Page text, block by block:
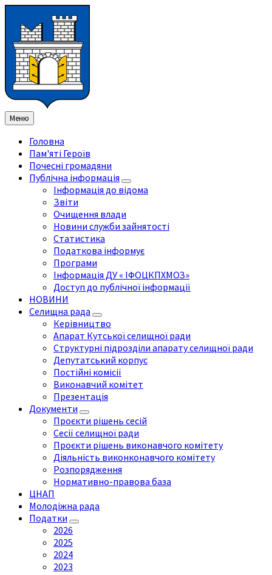
змісту
ліву
бічну
панель
праву
бічну
панель
нижнього
колонтитула
Меню
Головна
Пам'яті Героїв
Почесні громадяни
Публічна інформація
Інформація до відома
Звіти
Очищення влади
Новини служби зайнятості
Статистика
Податкова інформує
Програми
Інформація ДУ « ІФОЦКПХМОЗ»
Доступ до публічної інформації
НОВИНИ
Селищна рада
Керівництво
Апарат Кутської селищної ради
Структурні підрозділи апарату селищної ради
Депутатський корпус
Постійні комісії
Виконавчий комітет
Презентація
Документи
Проєкти рішень сесій
Сесії селищної ради
Проєкти рішень виконавчого комітету
Діяльність виконконавчого комітету
Розпорядження
Нормативно-правова база
ЦНАП
Молодіжна рада
Податки
2026
2025
2024
2023